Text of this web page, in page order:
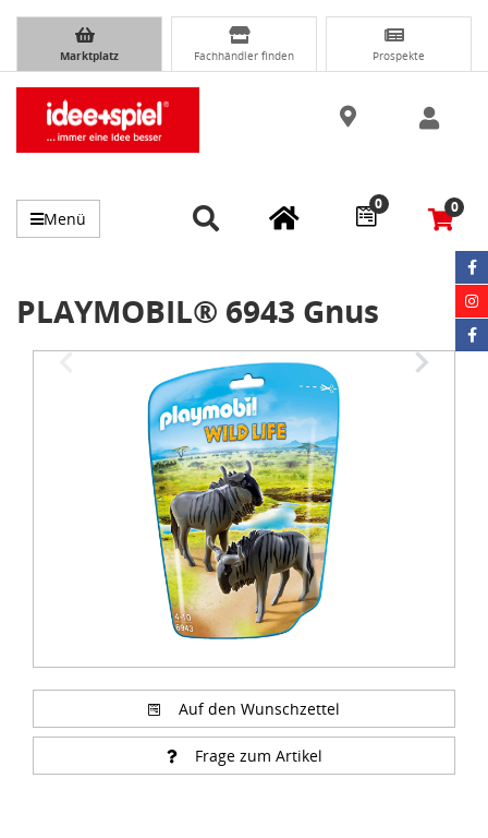
Marktplatz Fachhändler finden Prospekte
Menü
0 0
PLAYMOBIL® 6943 Gnus
Auf den Wunschzettel
Frage zum Artikel